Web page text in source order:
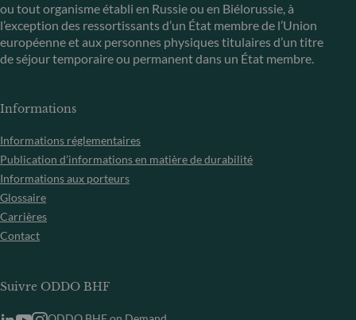
ou tout organisme établi en Russie ou en Biélorussie, à
l’exception des ressortissants d’un État membre de l’Union
européenne et aux personnes physiques titulaires d’un titre
de séjour temporaire ou permanent dans un État membre.
Informations
Informations réglementaires
Publication d’informations en matière de durabilité
Informations aux porteurs
Glossaire
Carrières
Contact
Suivre ODDO BHF